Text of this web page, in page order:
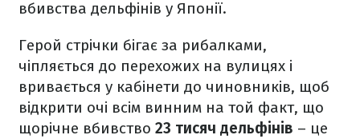
вбивства дельфінів у Японії.
Герой стрічки бігає за рибалками,
чіпляється до перехожих на вулицях і
вривається у кабінети до чиновників, щоб
відкрити очі всім винним на той факт, що
щорічне вбивство 23 тисяч дельфінів – це